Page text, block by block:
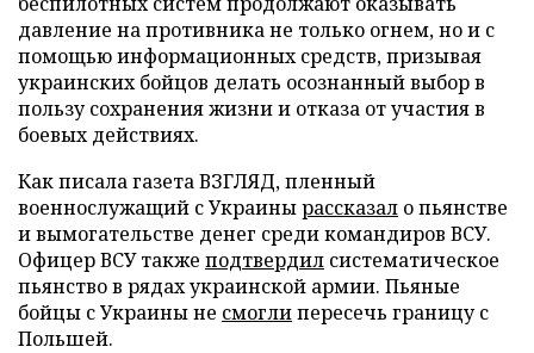
давление на противника не только огнем, но и с
помощью информационных средств, призывая
украинских бойцов делать осознанный выбор в
пользу сохранения жизни и отказа от участия в
боевых действиях.
Как писала газета ВЗГЛЯД, пленный
военнослужащий с Украинырассказал о пьянстве
и вымогательстве денег среди командиров ВСУ.
Офицер ВСУ также подтвердил систематическое
пьянство в рядах украинской армии. Пьяные
бойцы с Украины не смоглипересечь границу с
Польшей.